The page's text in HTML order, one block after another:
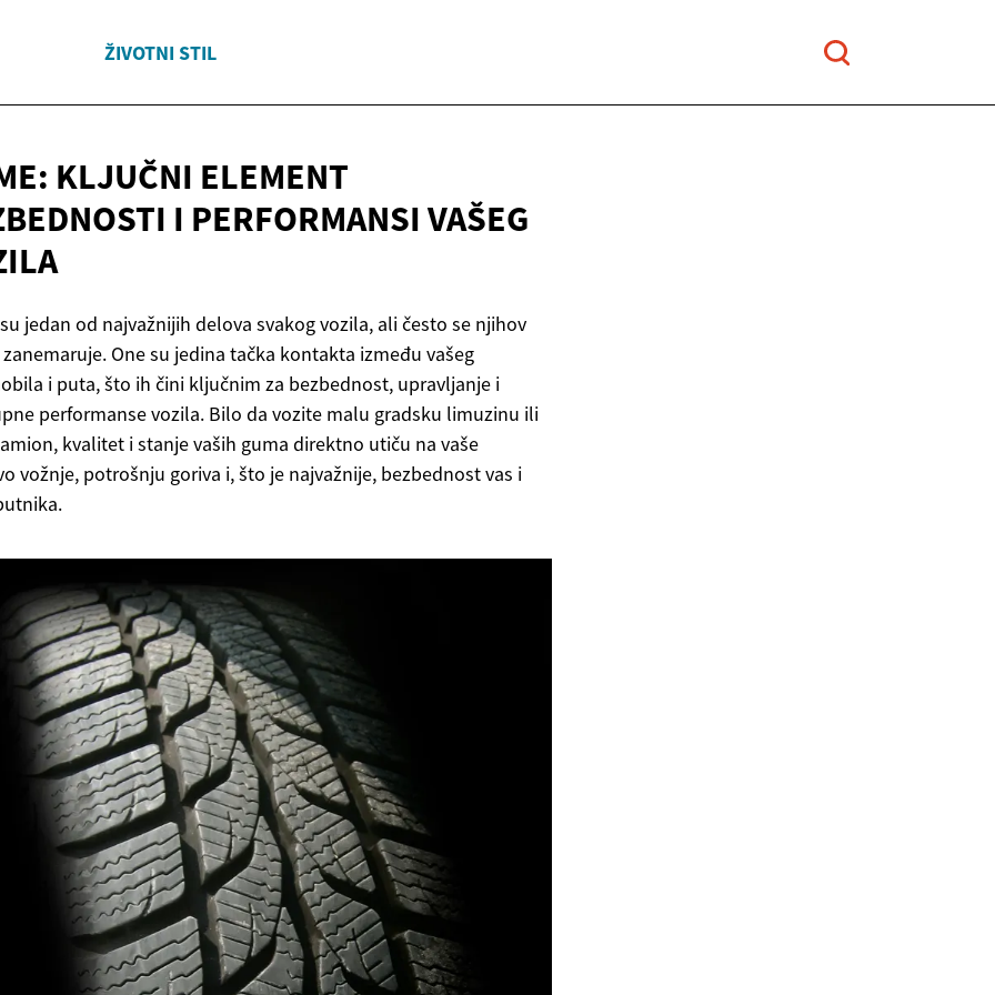
ŽIVOTNI STIL
KLJUČNI ELEMENT
I PERFORMANSI VAŠEG
jedan od najvažnijih delova svakog vozila, ali često se njihov
One su jedina tačka kontakta između vašeg
i puta, što ih čini ključnim za bezbednost, upravljanje i
performanse vozila. Bilo da vozite malu gradsku limuzinu ili
kvalitet i stanje vaših guma direktno utiču na vaše
vožnje, potrošnju goriva i, što je najvažnije, bezbednost vas i